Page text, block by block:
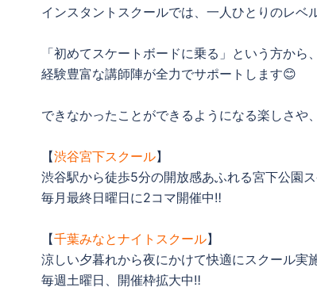
インスタントスクールでは、一人ひとりのレベ
「初めてスケートボードに乗る」という方か
経験豊富な講師陣が全力でサポートします😊
できなかったことができるようになる楽しさや
【渋谷宮下スクール】
渋谷駅から徒歩5分の開放感あふれる宮下公園
毎月最終日曜日に2コマ開催中‼️
【千葉みなとナイトスクール】
涼しい夕暮れから夜にかけて快適にスクール実
毎週土曜日、開催枠拡大中‼️